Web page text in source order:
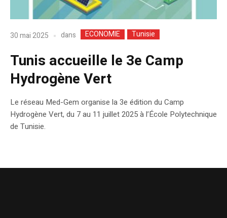
30 mai 2025 dans ECONOMIE Tunisie
Tunis accueille le 3e Camp
Hydrogène Vert
Le réseau Med-Gem organise la 3e édition du Camp
Hydrogène Vert, du 7 au 11 juillet 2025 à l’École Polytechnique
de Tunisie.